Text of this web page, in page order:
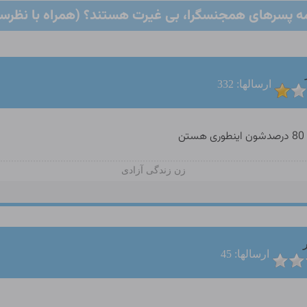
پسرهای همجنسگرا، بی غیرت هستند؟ (همراه با
ارسالها: 332
زن زندگی آزادی
ارسالها: 45